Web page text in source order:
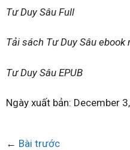
Tư Duy Sâu Full
Tải sách Tư Duy Sâu ebook
Tư Duy Sâu EPUB
Ngày xuất bản: December
← Bài trước